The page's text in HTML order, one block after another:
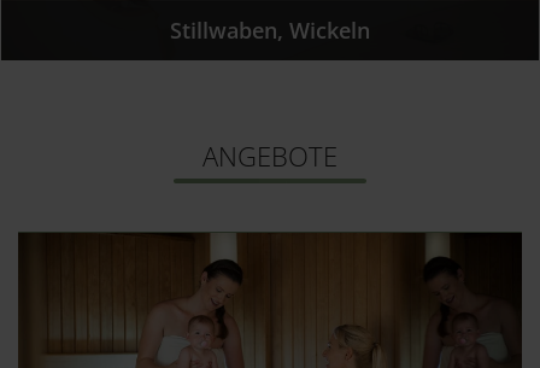
Stillwaben, Wickeln
ANGEBOTE